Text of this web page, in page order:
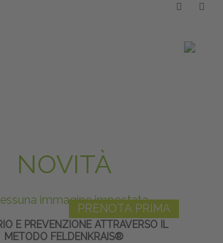
NOVITÀ
PRENOTA PRIMA
E PREVENZIONE ATTRAVERSO IL
METODO FELDENKRAIS®